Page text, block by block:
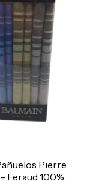
Pierre
Feraud 100%